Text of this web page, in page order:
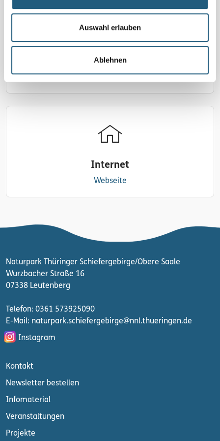
Auswahl erlauben
Ablehnen
E-Mail
schreiben
Internet
Webseite
Naturpark Thüringer Schiefergebirge/Obere Saale
Wurzbacher Straße 16
07338 Leutenberg
Telefon: 0361 573925090
E-Mail: naturpark.schiefergebirge@nnl.thueringen.de
Instagram
Kontakt
Newsletter bestellen
Infomaterial
Veranstaltungen
Projekte